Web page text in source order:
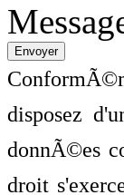
disposez
donnÃ©es
droit